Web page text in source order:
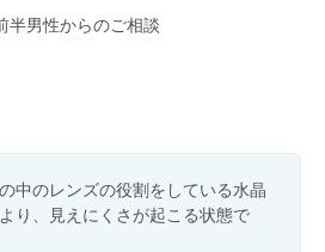
半男性からのご相談
中のレンズの役割をしている水晶
り、見えにくさが起こる状態で